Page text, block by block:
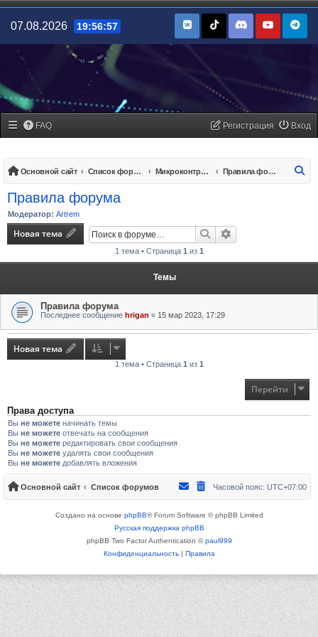
07.08.2026 19:56:57
FAQ Вход
Регистрация
Основной сайт Список форумов Микроконтроллеры/платы управления Правила форума
Правила форума
Модератор: Artrem
Новая тема Поиск
1 тема • Страница 1 из 1
Темы
Правила форума
Последнее сообщение hrigan « 15 мар 2023, 17:29
Новая тема
1 тема • Страница 1 из 1
Перейти
Права доступа
Вы не можете начинать темы
Вы не можете отвечать на сообщения
Вы не можете редактировать свои сообщения
Вы не можете удалять свои сообщения
Вы не можете добавлять вложения
Основной сайт Список форумов Часовой пояс: UTC+07:00
Создано на основе phpBB® Forum Software © phpBB Limited
Русская поддержка phpBB
phpBB Two Factor Authentication ©paul999
Конфиденциальность| Правила